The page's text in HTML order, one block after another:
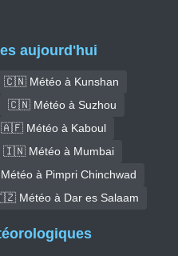
aujourd'hui
🇨🇳 Météo à Kunshan
🇨🇳 Météo à Suzhou
🇦🇫 Météo à Kaboul
🇮🇳 Météo à Mumbai
à Pimpri Chinchwad
Météo à Dar es Salaam